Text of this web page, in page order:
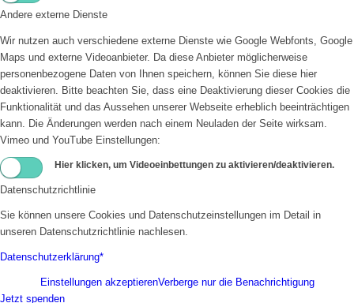
Andere externe Dienste
Wir nutzen auch verschiedene externe Dienste wie Google Webfonts, Google
Maps und externe Videoanbieter. Da diese Anbieter möglicherweise
personenbezogene Daten von Ihnen speichern, können Sie diese hier
deaktivieren. Bitte beachten Sie, dass eine Deaktivierung dieser Cookies die
Funktionalität und das Aussehen unserer Webseite erheblich beeinträchtigen
kann. Die Änderungen werden nach einem Neuladen der Seite wirksam.
Vimeo und YouTube Einstellungen:
Hier klicken, um Videoeinbettungen zu aktivieren/deaktivieren.
Datenschutzrichtlinie
Sie können unsere Cookies und Datenschutzeinstellungen im Detail in
unseren Datenschutzrichtlinie nachlesen.
Datenschutzerklärung*
Einstellungen akzeptierenVerberge nur die Benachrichtigung
Jetzt spenden